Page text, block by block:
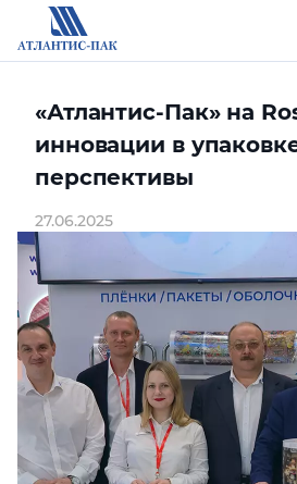
ЗАГРУЗИТЕ В
App Store
App Store
ECOДОСТУПНО В
Google Play
Google Play
«Атлантис-Пак» на
инновации в
перспективы
27.06.2025